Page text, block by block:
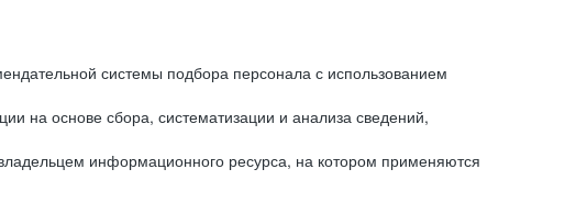
системы подбора персонала с использованием
на основе сбора, систематизации и анализа сведений,
информационного ресурса, на котором применяются